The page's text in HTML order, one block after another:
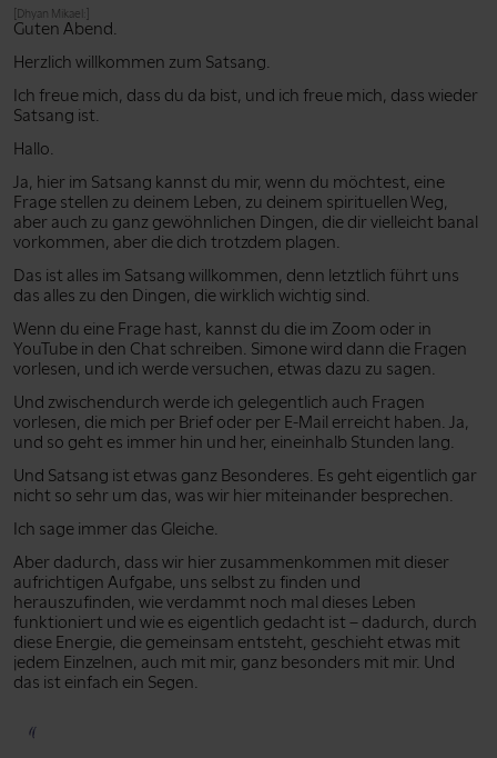
[Dhyan Mikael:]
Guten Abend.
Herzlich willkommen zum Satsang.
Ich freue mich, dass du da bist, und ich freue mich, dass wieder
Satsang ist.
Hallo.
Ja, hier im Satsang kannst du mir, wenn du möchtest, eine
Frage stellen zu deinem Leben, zu deinem spirituellen Weg,
aber auch zu ganz gewöhnlichen Dingen, die dir vielleicht banal
vorkommen, aber die dich trotzdem plagen.
Das ist alles im Satsang willkommen, denn letztlich führt uns
das alles zu den Dingen, die wirklich wichtig sind.
Wenn du eine Frage hast, kannst du die im Zoom oder in
YouTube in den Chat schreiben. Simone wird dann die Fragen
vorlesen, und ich werde versuchen, etwas dazu zu sagen.
Und zwischendurch werde ich gelegentlich auch Fragen
vorlesen, die mich per Brief oder per E-Mail erreicht haben. Ja,
und so geht es immer hin und her, eineinhalb Stunden lang.
Und Satsang ist etwas ganz Besonderes. Es geht eigentlich gar
nicht so sehr um das, was wir hier miteinander besprechen.
Ich sage immer das Gleiche.
Aber dadurch, dass wir hier zusammenkommen mit dieser
aufrichtigen Aufgabe, uns selbst zu finden und
herauszufinden, wie verdammt noch mal dieses Leben
funktioniert und wie es eigentlich gedacht ist – dadurch, durch
diese Energie, die gemeinsam entsteht, geschieht etwas mit
jedem Einzelnen, auch mit mir, ganz besonders mit mir. Und
das ist einfach ein Segen.